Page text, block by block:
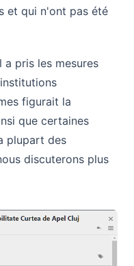
et qui n'ont pas été
a pris les mesures
figurait la
que certaines
plupart des
discuterons plus